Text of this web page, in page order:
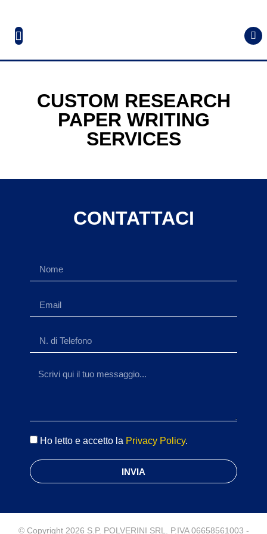
CUSTOM RESEARCH
PAPER WRITING
SERVICES
CONTATTACI
Ho letto e accetto la Privacy Policy.
INVIA
© Copyright 2026 S.P. POLVERINI SRL. P.IVA 06658561003 -